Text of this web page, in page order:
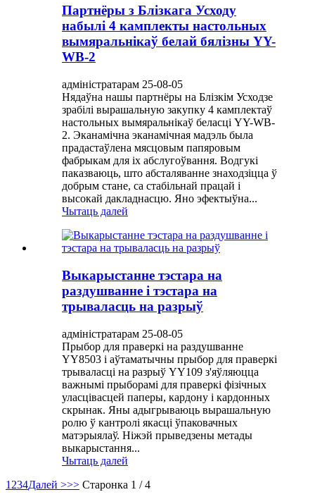
Партнёры з Блізкага Усходу
набылі 4 камплекты настольных
вымяральнікаў белай бялізны YY-
WB-2
адміністратарам 25-08-05
Нядаўна нашы партнёры на Блізкім Усходзе
зрабілі вырашальную закупку 4 камплектаў
настольных вымяральнікаў беласці YY-WB-
2. Эканамічна эканамічная мадэль была
прадастаўлена мясцовым папяровым
фабрыкам для іх абслугоўвання. Водгукі
паказваюць, што абсталяванне знаходзіцца ў
добрым стане, са стабільнай працай і
высокай дакладнасцю. Яно эфектыўна...
Чытаць далей
Выкарыстанне тэстара на
раздушванне і тэстара на
трываласць на разрыў
адміністратарам 25-08-05
Прыбор для праверкі на раздушванне
YY8503 і аўтаматычны прыбор для праверкі
трываласці на разрыў YY109 з'яўляюцца
важнымі прыборамі для праверкі фізічных
уласцівасцей паперы, кардону і кардонных
скрынак. Яны адыгрываюць вырашальную
ролю ў кантролі якасці ўпаковачных
матэрыялаў. Ніжэй прыведзены метады
выкарыстання...
Чытаць далей
1 234Далей >>> Старонка 1 / 4